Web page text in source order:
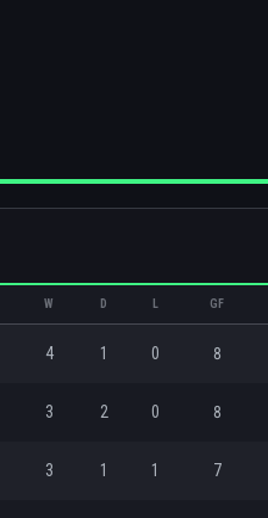
W D L GF
4 1 0 8
3 2 0 8
3 1 1 7